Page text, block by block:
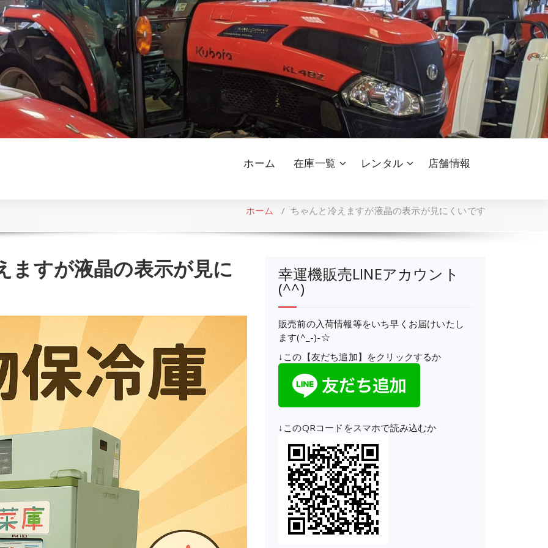
ホーム 在庫一覧 レンタル 店舗情報
ホーム / ちゃんと冷えますが液晶の表示が見にくいです
ますが液晶の表示が見に 幸運機販売LINEアカウント
(^^)
販売前の入荷情報等をいち早くお届けいたし
ます(^_-)-☆
↓この【友だち追加】をクリックするか
↓このQRコードをスマホで読み込むか